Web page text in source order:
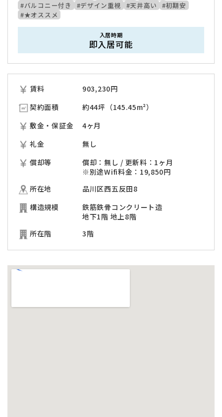
#バルコニー付き
#デザイン重視 #天井高い
#初期安
#★オススメ
入居時期
即入居可能
賃料 903,230円
契約面積
約44坪（145.45m²）
敷金・保証金
4ヶ月
礼金
無し
償却等
償却：無し / 更新料：1ヶ月
※別途Wifi料金：19,850円
所在地
品川区西五反田8
構造規模
鉄筋鉄骨コンクリート造
地下1階 地上8階
所在階
3階